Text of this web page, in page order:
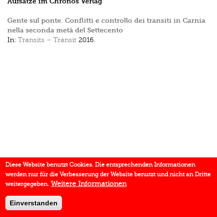
Gente sul ponte. Conflitti e controllo dei transiti in Carnia
nella seconda metà del Settecento
In: Transits – Transit 2016.
Diese Website benutzt Cookies. Die entsprechenden Informationen
werden nur für die Verbesserung der Website benutzt und nicht an Dritte
weitergegeben. Weitere Informationen
Einverstanden